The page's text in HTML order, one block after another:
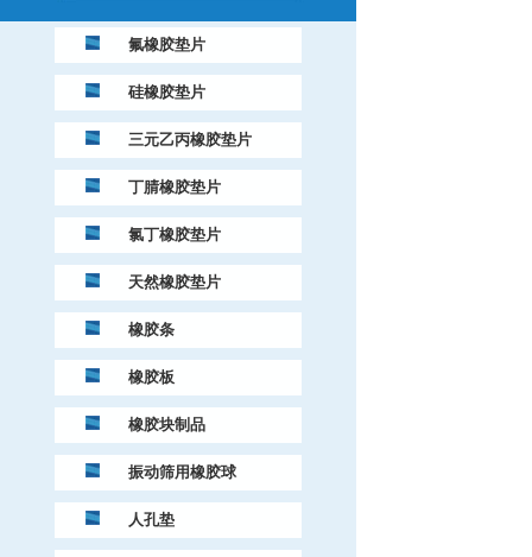
氟橡胶垫片
硅橡胶垫片
三元乙丙橡胶垫片
丁腈橡胶垫片
氯丁橡胶垫片
天然橡胶垫片
橡胶条
橡胶板
橡胶块制品
振动筛用橡胶球
人孔垫